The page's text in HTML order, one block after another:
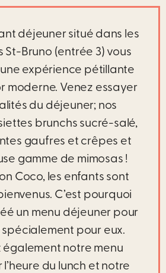
déjeuner situé dans les
St-Bruno (entrée 3) vous
expérience pétillante
moderne. Venez essayer
du déjeuner; nos
brunchs sucré-salé,
gaufres et crêpes et
gamme de mimosas !
Coco, les enfants sont
C’est pourquoi
un menu déjeuner pour
pour eux.
également notre menu
du lunch et notre